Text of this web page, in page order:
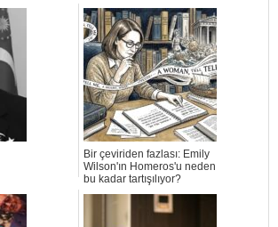
Bir çeviriden fazlası: Emily
Wilson'ın Homeros'u neden
bu kadar tartışılıyor?